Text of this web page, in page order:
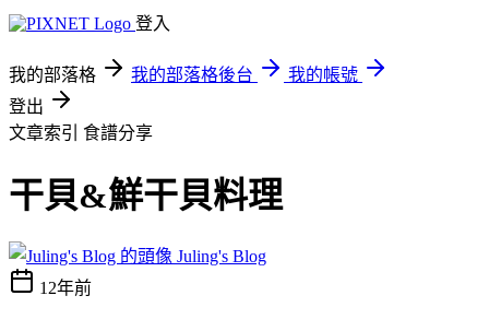
登入
我的部落格 我的部落格後台
我的帳號
登出
文章索引 食譜分享
干貝&鮮干貝料理
Juling's Blog
12年前